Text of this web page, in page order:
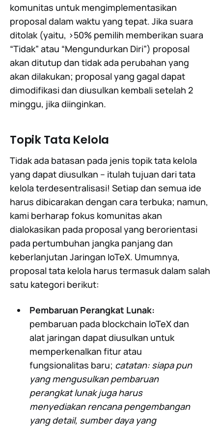
komunitas untuk mengimplementasikan
proposal dalam waktu yang tepat. Jika suara
ditolak (yaitu, >50% pemilih memberikan suara
“Tidak” atau “Mengundurkan Diri”) proposal
akan ditutup dan tidak ada perubahan yang
akan dilakukan; proposal yang gagal dapat
dimodifikasi dan diusulkan kembali setelah 2
minggu, jika diinginkan.
Topik Tata Kelola
Tidak ada batasan pada jenis topik tata kelola
yang dapat diusulkan -- itulah tujuan dari tata
kelola terdesentralisasi! Setiap dan semua ide
harus dibicarakan dengan cara terbuka; namun,
kami berharap fokus komunitas akan
dialokasikan pada proposal yang berorientasi
pada pertumbuhan jangka panjang dan
keberlanjutan Jaringan IoTeX. Umumnya,
proposal tata kelola harus termasuk dalam salah
satu kategori berikut:
Pembaruan Perangkat Lunak:
pembaruan pada blockchain IoTeX dan
alat jaringan dapat diusulkan untuk
memperkenalkan fitur atau
fungsionalitas baru; catatan: siapa pun
yang mengusulkan pembaruan
perangkat lunak juga harus
menyediakan rencana pengembangan
yang detail, sumber daya yang